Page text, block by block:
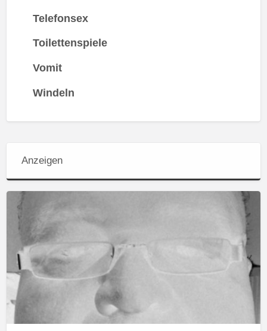
Telefonsex
Toilettenspiele
Vomit
Windeln
Anzeigen
Frauentoilette